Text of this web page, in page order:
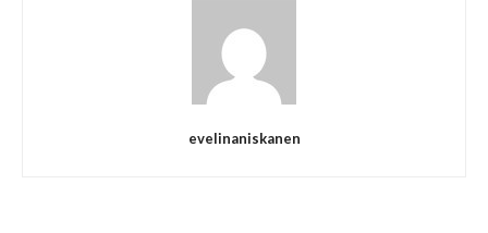
evelinaniskanen